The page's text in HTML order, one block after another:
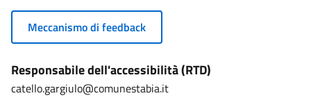
Meccanismo di feedback
Responsabile dell'accessibilità (RTD)
catello.gargiulo@comunestabia.it